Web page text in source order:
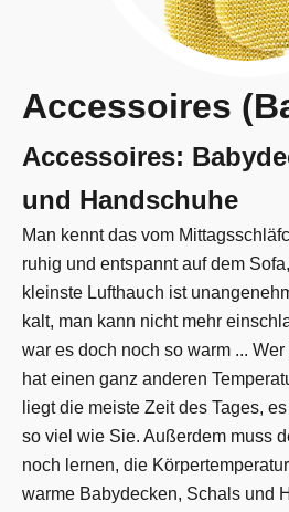
Accessoires
Accessoires:
und Handschuhe
Man kennt das vom
ruhig und entspannt auf dem
kleinste Lufthauch ist
kalt, man kann nicht mehr
war es doch noch so warm ...
hat einen ganz anderen
liegt die meiste Zeit des Tages,
so viel wie Sie. Außerdem muss
noch lernen, die
warme Babydecken, Schals und